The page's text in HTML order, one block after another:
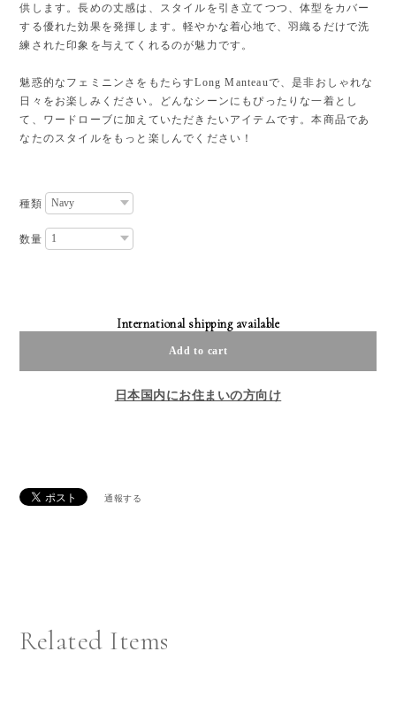
供します。長めの丈感は、スタイルを引き立てつつ、体型をカバー
する優れた効果を発揮します。軽やかな着心地で、羽織るだけで洗
練された印象を与えてくれるのが魅力です。
魅惑的なフェミニンさをもたらすLong Manteauで、是非おしゃれな
日々をお楽しみください。どんなシーンにもぴったりな一着とし
て、ワードローブに加えていただきたいアイテムです。本商品であ
なたのスタイルをもっと楽しんでください！
種類
数量
International shipping available
Add to cart
日本国内にお住まいの方向け
通報する
Related Items